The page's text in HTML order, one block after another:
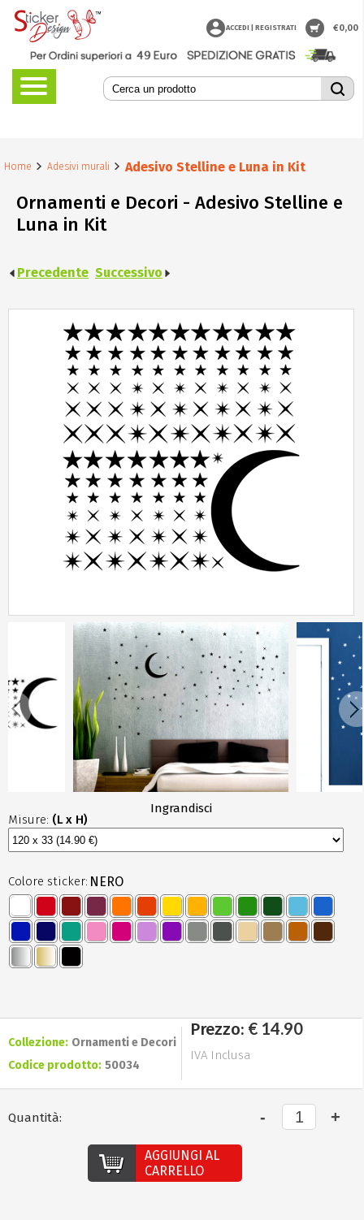
Home Adesivi murali Adesivo Stelline e Luna in Kit
Ornamenti e Decori - Adesivo Stelline e
Luna in Kit
Precedente Successivo
Ingrandisci
Collezione: Ornamenti e Decori
Codice prodotto: 50034
Prezzo: € 14.90
IVA Inclusa
Misure: (L x H)
Colore sticker: NERO
Quantità:
AGGIUNGI AL
CARRELLO
ACCEDI | REGISTRATI €0,00